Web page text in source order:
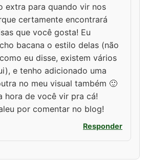
extra para quando vir nos
certamente encontrará
que você gosta! Eu
bacana o estilo delas (não
eu disse, existem vários
e tenho adicionado uma
no meu visual também 🙂
hora de você vir pra cá!
por comentar no blog!
Responder